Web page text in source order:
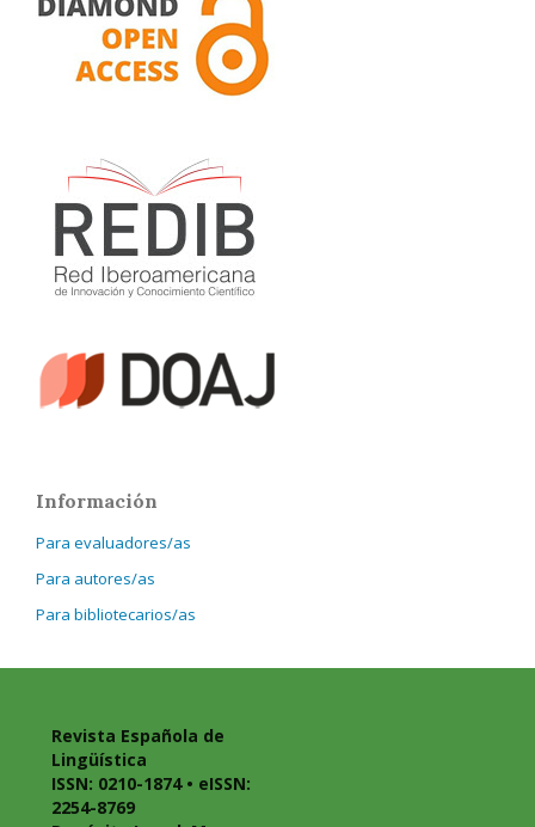
Información
Para evaluadores/as
Para autores/as
Para bibliotecarios/as
Revista Española de
Lingüística
ISSN: 0210-1874 • eISSN:
2254-8769